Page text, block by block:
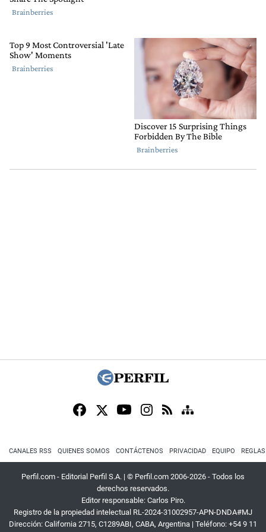
CANALES RSS QUIENES SOMOS CONTÁCTENOS PRIVACIDAD EQUIPO
Perfil.com - Editorial Perfil S.A. | © Perfil.com 2006-2026 - Todos los
derechos reservados.
Editor responsable: Carlos Piro.
Registro de la propiedad intelectual RL-2024-31002957-APN-DNDA#MJ
Dirección: California 2715, C1289ABI, CABA, Argentina | Teléfono: +54 9 11